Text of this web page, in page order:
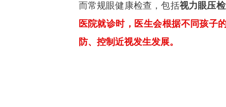
而常规眼健康检查，包括视力眼压
医院就诊时，医生会根据不同孩子
防、控制近视发生发展。